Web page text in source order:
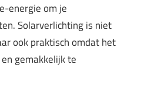
energie om je
Solarverlichting is niet
ook praktisch omdat het
gemakkelijk te